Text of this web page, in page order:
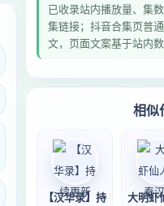
已收录站内播放量、集
集链接；抖音合集页普
文，页面文案基于站内
相似
【汉华录】持 大明虾